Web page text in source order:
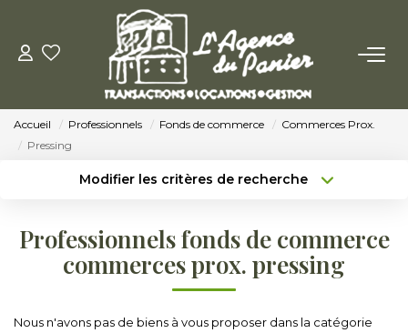
ACHETER
LOUER
Louer
Accueil Professionnels Fonds de commerce
Commerces Prox.
Pressing
Modifier les critères de recherche
Sélectionnez...
Type de bien
Professionnels fonds de commerce
commerces prox. pressing
Nous n'avons pas de biens à vous proposer dans la catégorie